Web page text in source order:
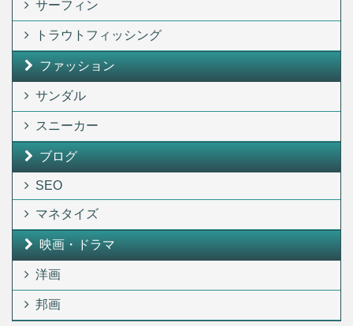
サーフィン
トラウトフィッシング
ファッション
サンダル
スニーカー
ブログ
SEO
マネタイズ
映画・ドラマ
洋画
邦画